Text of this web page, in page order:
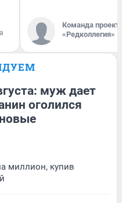
Команда
«Редколлегия»
муж дает
оголился
миллион, купив